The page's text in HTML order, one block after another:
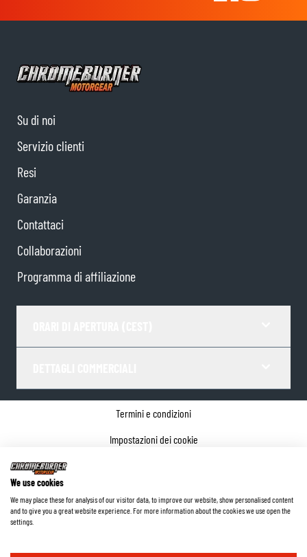
Su di noi
Servizio clienti
Resi
Garanzia
Contattaci
Collaborazioni
Programma di affiliazione
Termini e condizioni
Impostazioni dei cookie
©2026ChromeBurner - Tutti i diritti riservati.
We use cookies
We may place these for analysis of our visitor data, to improve our website, show personalised content
and to give you a great website experience. For more information about the cookies we use open the
settings.